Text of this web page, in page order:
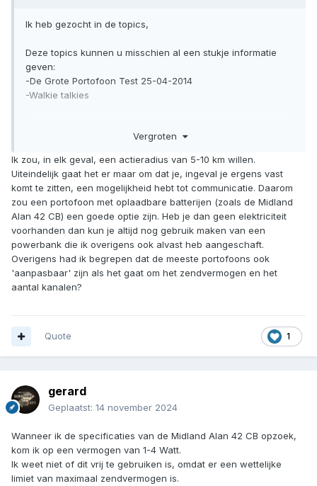
Ik heb gezocht in de topics,
Deze topics kunnen u misschien al een stukje informatie
geven:
-De Grote Portofoon Test 25-04-2014
-Walkie talkies
Stedelijk gebied verkleind de actieradius behoorlijk,
Een te groot bereik kan ook nadelig werken, omdat er dan
ook meer kans is op meeluisteren
Vergroten
Ik zou, in elk geval, een actieradius van 5-10 km willen.
Uiteindelijk gaat het er maar om dat je, ingeval je ergens vast
komt te zitten, een mogelijkheid hebt tot communicatie. Daarom
zou een portofoon met oplaadbare batterijen (zoals de Midland
Alan 42 CB) een goede optie zijn. Heb je dan geen elektriciteit
voorhanden dan kun je altijd nog gebruik maken van een
powerbank die ik overigens ook alvast heb aangeschaft.
Overigens had ik begrepen dat de meeste portofoons ook
'aanpasbaar' zijn als het gaat om het zendvermogen en het
aantal kanalen?
1
Quote
gerard
Geplaatst: 14 november 2024
Wanneer ik de specificaties van de Midland Alan 42 CB opzoek,
kom ik op een vermogen van 1-4 Watt.
Ik weet niet of dit vrij te gebruiken is, omdat er een wettelijke
limiet van maximaal zendvermogen is.